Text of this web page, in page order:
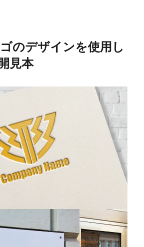
のデザインを使用し
見本